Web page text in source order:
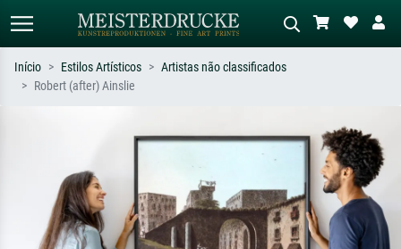
Descreva a cena – ex: prado verde,
abstrato com muito vermelho, pintura
a óleo escura, nu em pé ao lado de
uma árvore.
Início Estilos Artísticos
Artistas não classificados
Robert (after) Ainslie